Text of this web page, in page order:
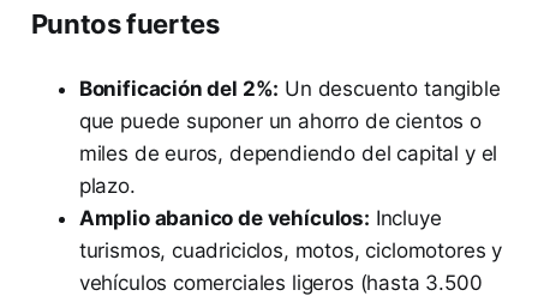
Puntos fuertes
Bonificación del 2%: Un descuento tangible
que puede suponer un ahorro de cientos o
miles de euros, dependiendo del capital y el
plazo.
Amplio abanico de vehículos: Incluye
turismos, cuadriciclos, motos, ciclomotores y
vehículos comerciales ligeros (hasta 3.500